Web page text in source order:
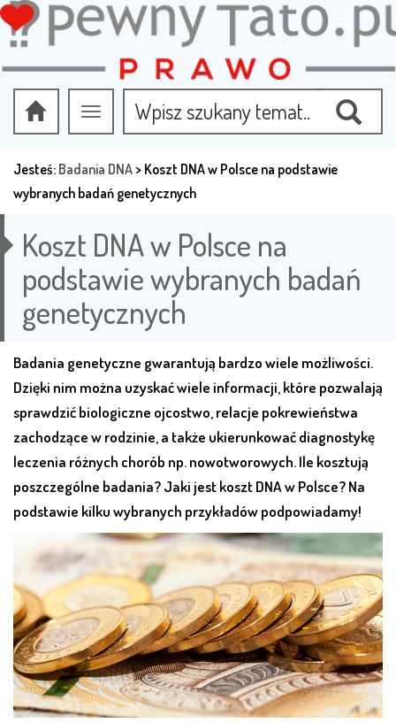
Przełącz
nawigację
Jesteś: Badania DNA > Koszt DNA w Polsce na podstawie
wybranych badań genetycznych
Koszt DNA w Polsce na
podstawie wybranych badań
genetycznych
Badania genetyczne gwarantują bardzo wiele możliwości.
Dzięki nim można uzyskać wiele informacji, które pozwalają
sprawdzić biologiczne ojcostwo, relacje pokrewieństwa
zachodzące w rodzinie, a także ukierunkować diagnostykę
leczenia różnych chorób np. nowotworowych. Ile kosztują
poszczególne badania? Jaki jest koszt DNA w Polsce? Na
podstawie kilku wybranych przykładów podpowiadamy!